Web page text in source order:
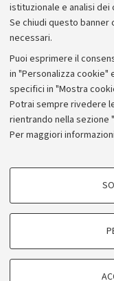
istituzionale e analisi
Se chiudi questo banner
necessari.
Puoi esprimere il
in "Personalizza cookie"
specifici in "Mostra
Potrai sempre rivedere
rientrando nella sezione
Per maggiori informazioni
COOKIE DI
COOKIE TECNICI -
©Copyright 2026 -
Bologna - Via